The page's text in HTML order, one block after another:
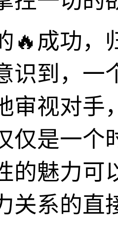
🔥成功，
识到，一
审视对手
仅是一个
的魅力可
关系的直